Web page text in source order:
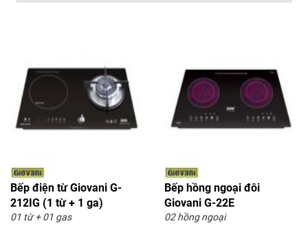
Bếp điện từ Panasonic
Bếp điện từ Giovani G-
212IG (1 từ + 1 ga)
01 từ + 01 gas
Bếp hồng ngoại đôi
Giovani G-22E
02 hồng ngoại